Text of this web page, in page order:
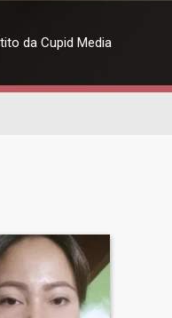
da Cupid Media